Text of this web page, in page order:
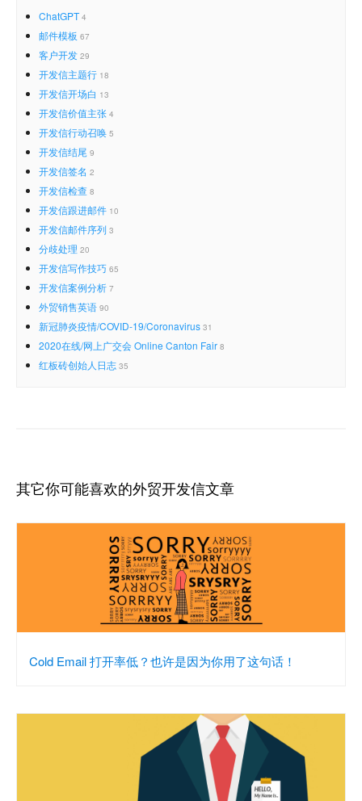
ChatGPT 4
邮件模板 67
客户开发 29
开发信主题行 18
开发信开场白 13
开发信价值主张 4
开发信行动召唤 5
开发信结尾 9
开发信签名 2
开发信检查 8
开发信跟进邮件 10
开发信邮件序列 3
分歧处理 20
开发信写作技巧 65
开发信案例分析 7
外贸销售英语 90
新冠肺炎疫情/COVID-19/Coronavirus 31
2020在线/网上广交会 Online Canton Fair 8
红板砖创始人日志 35
其它你可能喜欢的外贸开发信文章
Cold Email 打开率低？也许是因为你用了这句话！